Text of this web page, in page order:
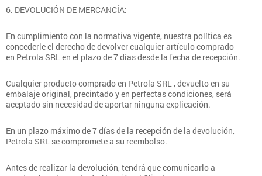
6. DEVOLUCIÓN DE MERCANCÍA:
En cumplimiento con la normativa vigente, nuestra política es
concederle el derecho de devolver cualquier artículo comprado
en Petrola SRL en el plazo de 7 días desde la fecha de recepción.
Cualquier producto comprado en Petrola SRL , devuelto en su
embalaje original, precintado y en perfectas condiciones, será
aceptado sin necesidad de aportar ninguna explicación.
En un plazo máximo de 7 días de la recepción de la devolución,
Petrola SRL se compromete a su reembolso.
Antes de realizar la devolución, tendrá que comunicarlo a